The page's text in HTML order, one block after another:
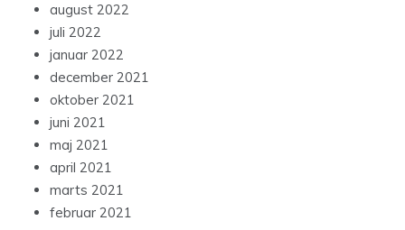
august 2022
juli 2022
januar 2022
december 2021
oktober 2021
juni 2021
maj 2021
april 2021
marts 2021
februar 2021